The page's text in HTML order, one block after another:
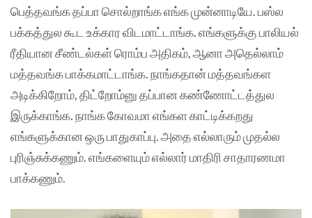
பெத்தவங்க தப்பா சொல்றாங்க எங்க முன்னாடியே. பஸ்ல
பக்கத்துல கூட உக்கார விடமாட்டாங்க. எங்களுக்கு பாலியல்
ரீதியான சீண்டல்கள் ரொம்ப அதிகம், ஆனா அதெல்லாம்
மத்தவங்க பாக்கமாட்டாங்க. நாங்கதான் மத்தவங்கள
அடிக்கிறோம், திட்றோம்னு தப்பான கண்ணோட்டத்துல
இருக்காங்க. நாங்க கோவமா எங்கள காட்டிக்கறது
எங்களுக்கான ஒரு பாதுகாப்பு. அதை எல்லாரும் முதல்ல
புரிஞ்சுக்கணும். எங்களையும் எல்லார் மாதிரி சாதாரணமா
பாக்கணும்.